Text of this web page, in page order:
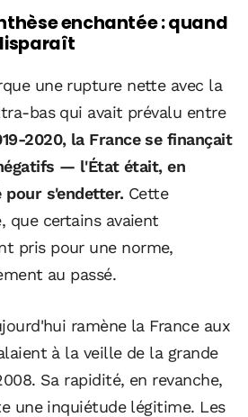
enchantée : quand
une rupture nette avec la
bas qui avait prévalu entre
2020, la France se finançait
— l'État était, en
pour s'endetter. Cette
que certains avaient
pris pour une norme,
au passé.
ramène la France aux
à la veille de la grande
Sa rapidité, en revanche,
une inquiétude légitime. Les